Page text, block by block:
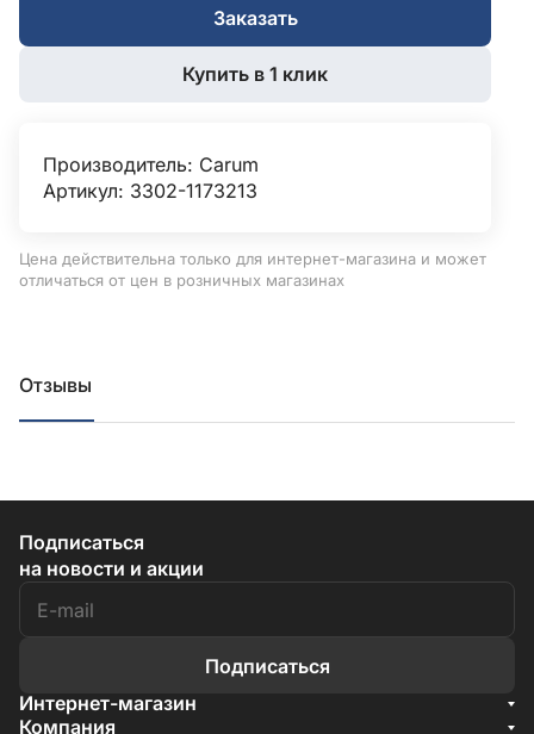
Заказать
Купить в 1 клик
Производитель: Carum
Артикул: 3302-1173213
Цена действительна только для интернет-магазина и может
отличаться от цен в розничных магазинах
Отзывы
Подписаться
на новости и акции
Подписаться
Интернет-магазин
Акции
Компания